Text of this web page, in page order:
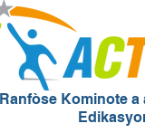
Ranfòse Kominote